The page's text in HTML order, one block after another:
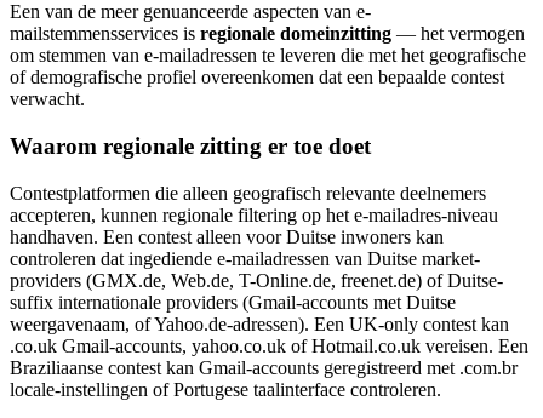
Een van de meer genuanceerde aspecten van e-
mailstemmensservices is regionale domeinzitting — het vermogen
om stemmen van e-mailadressen te leveren die met het geografische
of demografische profiel overeenkomen dat een bepaalde contest
verwacht.
Waarom regionale zitting er toe doet
Contestplatformen die alleen geografisch relevante deelnemers
accepteren, kunnen regionale filtering op het e-mailadres-niveau
handhaven. Een contest alleen voor Duitse inwoners kan
controleren dat ingediende e-mailadressen van Duitse market-
providers (GMX.de, Web.de, T-Online.de, freenet.de) of Duitse-
suffix internationale providers (Gmail-accounts met Duitse
weergavenaam, of Yahoo.de-adressen). Een UK-only contest kan
.co.uk Gmail-accounts, yahoo.co.uk of Hotmail.co.uk vereisen. Een
Braziliaanse contest kan Gmail-accounts geregistreerd met .com.br
locale-instellingen of Portugese taalinterface controleren.